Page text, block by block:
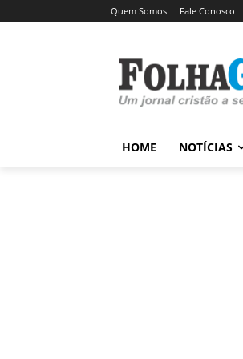
Quem Somos Fale Conosco
HOME NOTÍCIAS